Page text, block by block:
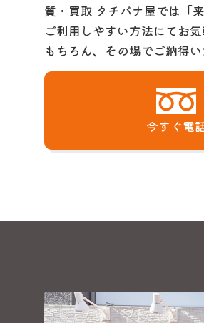
質・買取 タチバナ屋では「
ご利用しやすい方法にてお
もちろん、その場でご納得
今すぐ電